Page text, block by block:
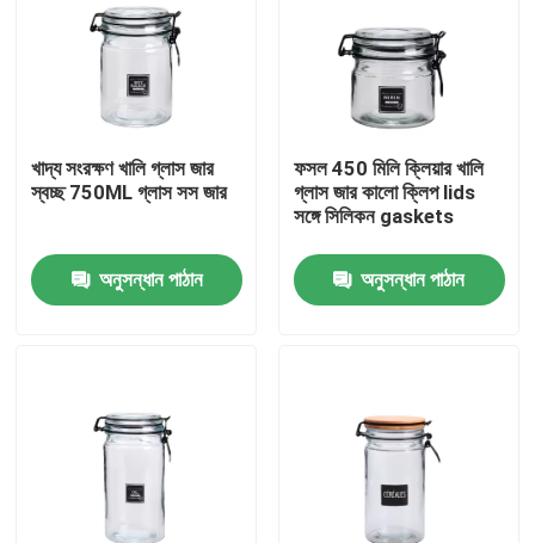
কারখানা পরিদর্শন
একটি উদ্ধৃতি অনুরোধ করুন
গ্লাস ভোটি মোমবাতি ধারক
গ্লাস ডিফিউজার বোতল
খাদ্য সংরক্ষণ খালি গ্লাস জার
স্বচ্ছ 750ML গ্লাস সস জার
অনুসন্ধান পাঠান
ফসল 450 মিলি ক্লিয়ার খালি
গ্লাস জার কালো ক্লিপ lids
সঙ্গে সিলিকন gaskets
অনুসন্ধান পাঠান